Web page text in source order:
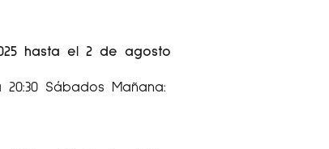
hasta el 2 de agosto
Sábados Mañana: